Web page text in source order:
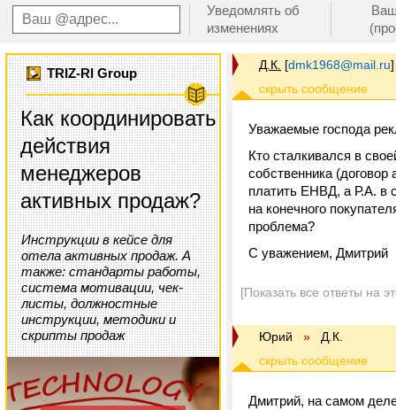
Уведомлять об
изменениях
TRIZ-RI Group
Как координировать
действия
менеджеров
активных продаж?
Инструкции в кейсе для
отела активных продаж. А
также: стандарты работы,
система мотивации, чек-
листы, должностные
инструкции, методики и
скрипты продаж
Д.К. [dmk1968@mail.ru]
Уважаемые господа
Кто сталкивался в
собственника (договор
платить ЕНВД, а Р.А. в
на конечного
проблема?
С уважением, Дмитрий
[Показать все ответы на
Юрий » Д.К.
Дмитрий, на самом